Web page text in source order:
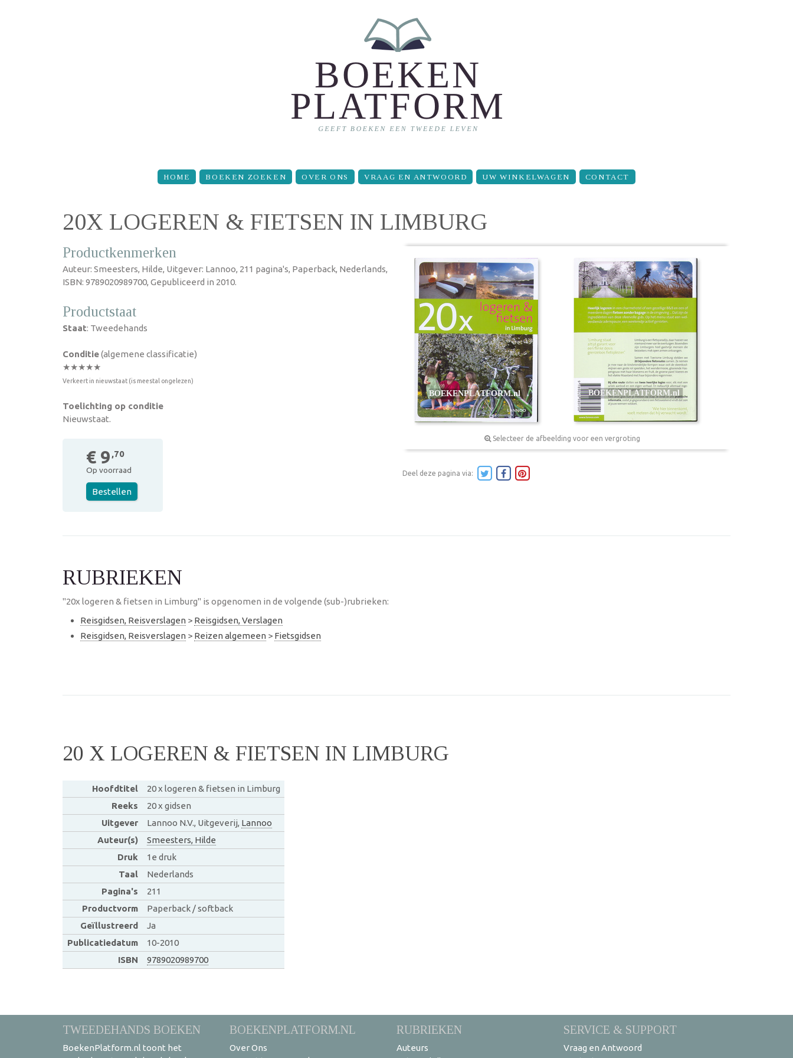
HOME BOEKEN ZOEKEN OVER ONS VRAAG EN ANTWOORD UW WINKELWAGEN CONTACT
20X LOGEREN & FIETSEN IN LIMBURG
Productkenmerken
Auteur: Smeesters, Hilde, Uitgever: Lannoo, 211 pagina's, Paperback, Nederlands,
ISBN: 9789020989700, Gepubliceerd in 2010.
Productstaat
Staat: Tweedehands
Conditie(algemene classificatie)
★★★★★
Verkeert in nieuwstaat (is meestal ongelezen)
Toelichting op conditie
Nieuwstaat.
€ 9 ,70
Op voorraad
Bestellen
Selecteer de afbeelding voor een vergroting
Deel deze pagina via:
RUBRIEKEN
"20x logeren & fietsen in Limburg" is opgenomen in de volgende (sub-)rubrieken:
Reisgidsen, Reisverslagen > Reisgidsen, Verslagen
Reisgidsen, Reisverslagen > Reizen algemeen > Fietsgidsen
20 X LOGEREN & FIETSEN IN LIMBURG
Hoofdtitel
20 x logeren & fietsen in Limburg
Reeks
20 x gidsen
Uitgever
Lannoo N.V., Uitgeverij, Lannoo
Auteur(s)
Smeesters, Hilde
Druk
1e druk
Taal
Nederlands
Pagina's
211
Productvorm
Paperback / softback
Geïllustreerd
Ja
Publicatiedatum
10-2010
ISBN
9789020989700
TWEEDEHANDS BOEKEN
BoekenPlatform.nl toont het
BOEKENPLATFORM.NL
Over Ons
RUBRIEKEN
Auteurs
SERVICE & SUPPORT
Vraag en Antwoord